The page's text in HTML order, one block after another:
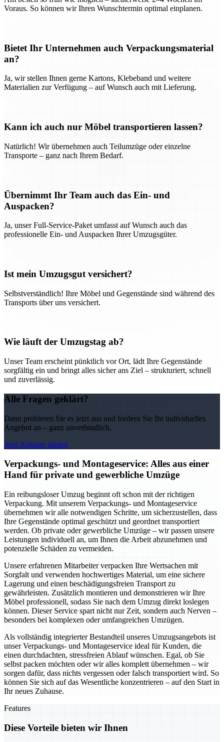
Voraus. So können wir Ihren Wunschtermin optimal einplanen.
Bietet Ihr Unternehmen auch Verpackungsmaterial
an?
Ja, wir stellen Ihnen gerne Kartons, Klebeband und weitere
Materialien zur Verfügung – auf Wunsch auch mit Lieferung.
Kann ich auch nur Möbel transportieren lassen?
Natürlich! Wir übernehmen auch Teilumzüge oder einzelne
Transporte – ganz nach Ihrem Bedarf.
Übernimmt Ihr Team auch das Ein- und
Auspacken?
Ja, unser Full-Service-Paket umfasst auf Wunsch auch das
professionelle Ein- und Auspacken Ihrer Umzugsgüter.
Ist mein Umzugsgut versichert?
Selbstverständlich! Ihre Möbel und Gegenstände sind während des
Transports über uns versichert.
Wie läuft der Umzugstag ab?
Unser Team erscheint pünktlich vor Ort, lädt Ihre Gegenstände
sorgfältig ein und bringt alles sicher ans Ziel – strukturiert, schnell
und zuverlässig.
Alle Fragen geklärt?
Dann probieren Sie es jetzt aus und fordern Sie Ihr individuelles
Angebot an – ganz unverbindlich.
Jetzt Anfrage starten
Verpackungs- und Montageservice: Alles aus einer
Hand für private und gewerbliche Umzüge
Ein reibungsloser Umzug beginnt oft schon mit der richtigen
Verpackung. Mit unserem Verpackungs- und Montageservice
übernehmen wir alle notwendigen Schritte, um sicherzustellen, dass
Ihre Gegenstände optimal geschützt und geordnet transportiert
werden. Ob private oder gewerbliche Umzüge – wir passen unsere
Leistungen individuell an, um Ihnen die Arbeit abzunehmen und
potenzielle Schäden zu vermeiden.
Unsere erfahrenen Mitarbeiter verpacken Ihre Wertsachen mit
Sorgfalt und verwenden hochwertiges Material, um eine sichere
Lagerung und einen beschädigungsfreien Transport zu
gewährleisten. Zusätzlich montieren und demonstrieren wir Ihre
Möbel professionell, sodass Sie nach dem Umzug direkt loslegen
können. Dieser Service spart nicht nur Zeit, sondern auch Nerven –
besonders bei komplexen oder umfangreichen Umzügen.
Als vollständig integrierter Bestandteil unseres Umzugsangebots ist
unser Verpackungs- und Montageservice ideal für Kunden, die
einen durchdachten, stressfreien Ablauf wünschen. Egal, ob Sie
selbst packen möchten oder wir alles komplett übernehmen – wir
sorgen dafür, dass nichts vergessen oder falsch transportiert wird. So
können Sie sich auf das Wesentliche konzentrieren – auf den Start in
Ihr neues Zuhause.
Features
Diese Vorteile bieten wir Ihnen